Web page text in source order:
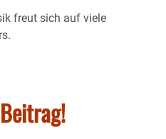
freut sich auf viele